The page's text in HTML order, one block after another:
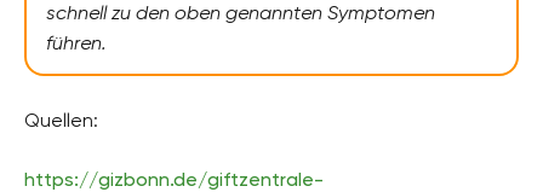
schnell zu den oben genannten Symptomen
führen.
Quellen:
https://gizbonn.de/giftzentrale-